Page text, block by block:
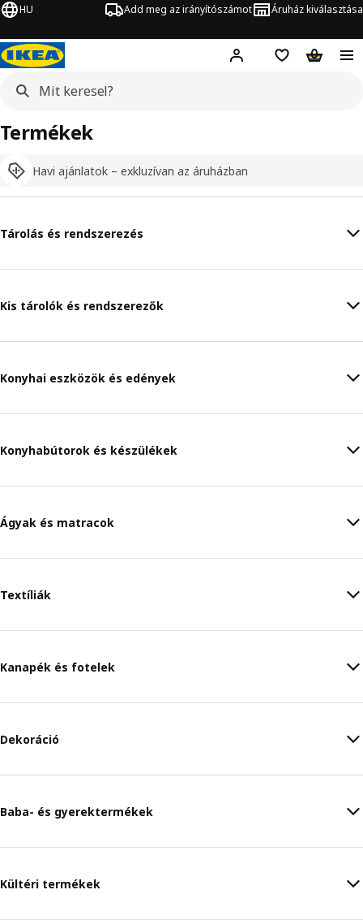
HU Add meg az irányítószámot Áruház kiválasztása
Hej! Bejelentkezés
Bevásárlólista
Kosár
Havi ajánlatok – exkluzívan az áruházban
Termékek
Tárolás és rendszerezés
Kis tárolók és rendszerezők
Konyhai eszközök és edények
Konyhabútorok és készülékek
Ágyak és matracok
Textíliák
Kanapék és fotelek
Dekoráció
Baba- és gyerektermékek
Kültéri termékek